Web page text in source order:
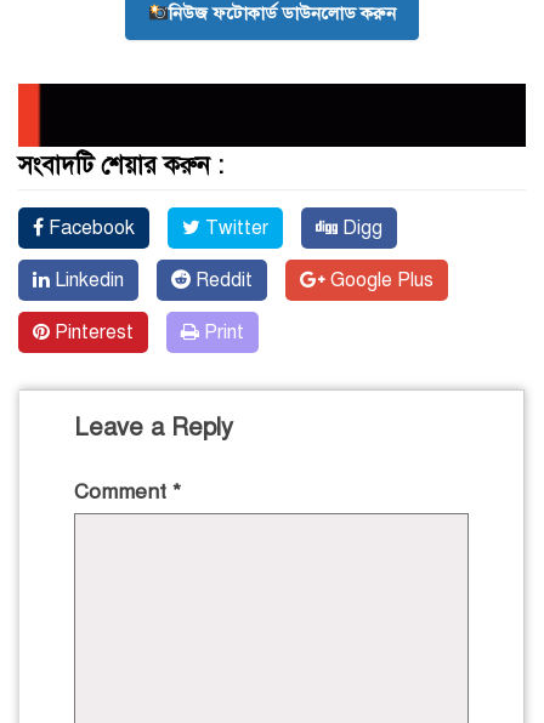
নিউজ ফটোকার্ড ডাউনলোড করুন
সংবাদটি শেয়ার করুন :
Facebook Twitter Digg
Linkedin Reddit Google Plus
Pinterest Print
Leave a Reply
Comment *